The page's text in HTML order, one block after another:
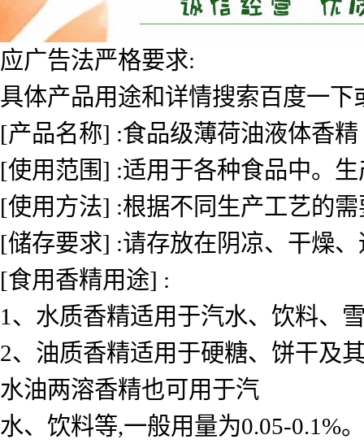
应广告法严格要求:
具体产品用途和详情搜索百度一
[产品名称] :食品级薄荷油液体香精
[使用范围] :适用于各种食品中。
[使用方法] :根据不同生产工艺的
[储存要求] :请存放在阴凉、干燥
[食用香精用途] :
1、水质香精适用于汽水、饮料、
2、油质香精适用于硬糖、饼干及
水油两溶香精也可用于汽
水、饮料等,一般用量为0.05-0.1%。